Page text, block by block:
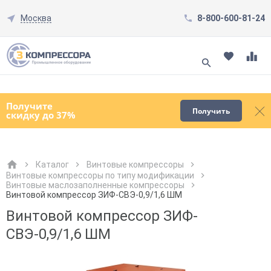
Москва 8-800-600-81-24
Получите
скидку до 37% Получить
Смотреть все товары
Каталог
Винтовые компрессоры
Винтовые компрессоры по типу модификации
Винтовые маслозаполненные компрессоры
Винтовой компрессор ЗИФ-СВЭ-0,9/1,6 ШМ
Винтовой компрессор ЗИФ-
СВЭ-0,9/1,6 ШМ
Как к Вам обращаться?
Телефон
Как к Вам обращаться?
Телефон
Город доставки
Как к Вам обращаться?
Как к Вам обращаться?
Телефон